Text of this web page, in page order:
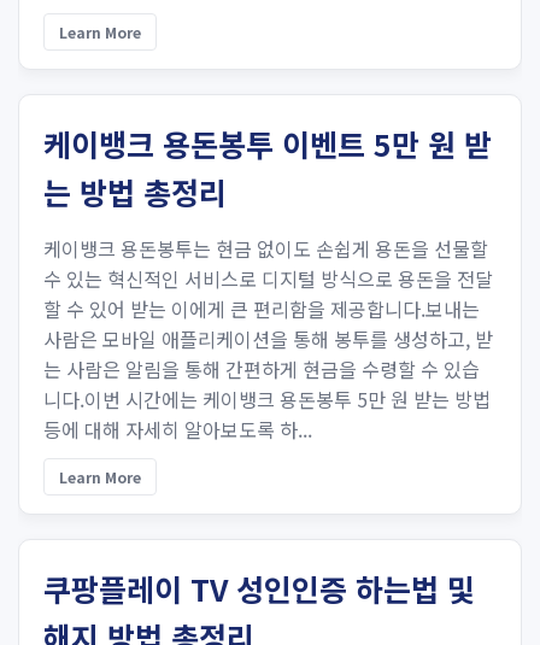
Learn More
케이뱅크 용돈봉투 이벤트 5만 원 받
는 방법 총정리
케이뱅크 용돈봉투는 현금 없이도 손쉽게 용돈을 선물할
수 있는 혁신적인 서비스로 디지털 방식으로 용돈을 전달
할 수 있어 받는 이에게 큰 편리함을 제공합니다.보내는
사람은 모바일 애플리케이션을 통해 봉투를 생성하고, 받
는 사람은 알림을 통해 간편하게 현금을 수령할 수 있습
니다.이번 시간에는 케이뱅크 용돈봉투 5만 원 받는 방법
등에 대해 자세히 알아보도록 하...
Learn More
쿠팡플레이 TV 성인인증 하는법 및